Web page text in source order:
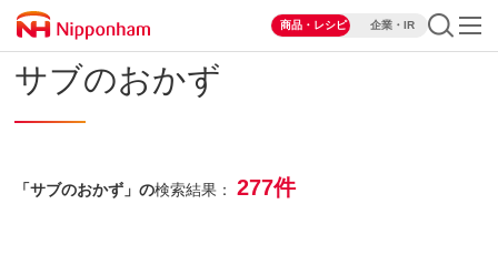
商品・レシピ 企業・IR
サブのおかず
「サブのおかず」の検索結果： 277件